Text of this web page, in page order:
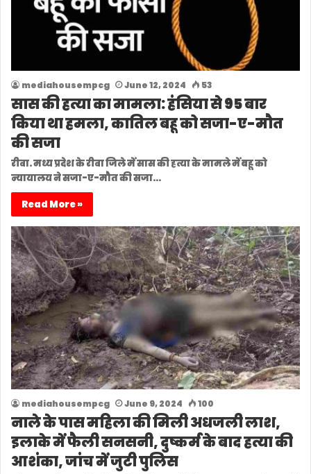
mediahousempcg June 12, 2024 53
सास की हत्या का मामला: हंसिया से 95 बार
किया था हमला, कातिल बहू को सजा-ए-मौत
की सजा
रीवा. मध्य प्रदेश के रीवा जिले में सास की हत्या के मामले में बहू को
न्यायालय ने सजा-ए-मौत की सजा…
Read More »
mediahousempcg June 9, 2024 100
नाले के पास महिला की मिली अधजली लाश,
इलाके में फैली सनसनी, दुष्कर्म के बाद हत्या की
आशंका, जांच में जुटी पुलिस